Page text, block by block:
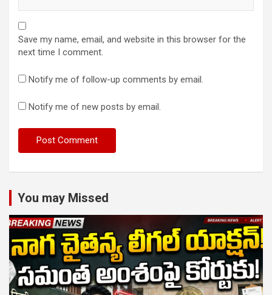
Save my name, email, and website in this browser for the
next time I comment.
Notify me of follow-up comments by email.
Notify me of new posts by email.
You may Missed